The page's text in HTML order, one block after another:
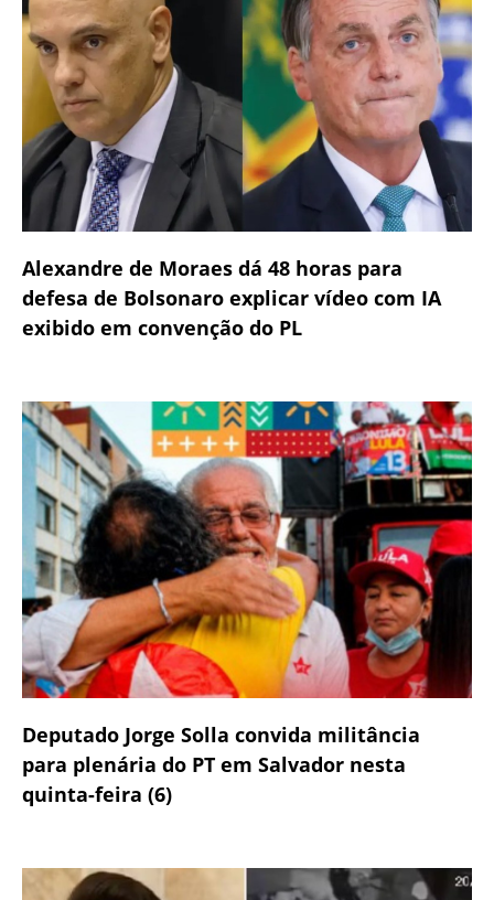
Alexandre de Moraes dá 48 horas para
defesa de Bolsonaro explicar vídeo com IA
exibido em convenção do PL
Deputado Jorge Solla convida militância
para plenária do PT em Salvador nesta
quinta-feira (6)